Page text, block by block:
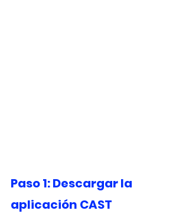
Paso 1: Descargar la
aplicación CAST